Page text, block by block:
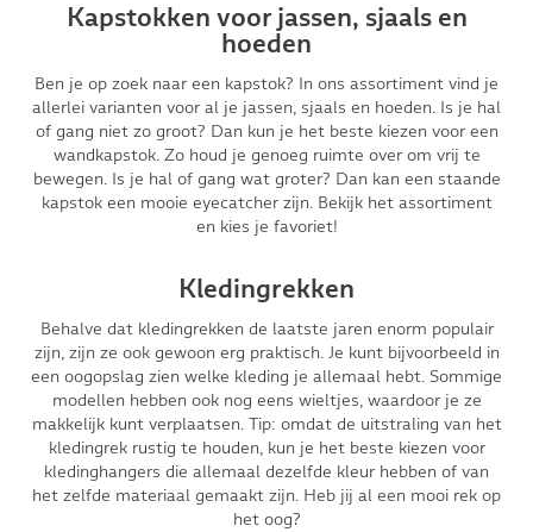
Kapstokken voor jassen, sjaals en
hoeden
Ben je op zoek naar een kapstok? In ons assortiment vind je
allerlei varianten voor al je jassen, sjaals en hoeden. Is je hal
of gang niet zo groot? Dan kun je het beste kiezen voor een
wandkapstok. Zo houd je genoeg ruimte over om vrij te
bewegen. Is je hal of gang wat groter? Dan kan een staande
kapstok een mooie eyecatcher zijn. Bekijk het assortiment
en kies je favoriet!
Kledingrekken
Behalve dat kledingrekken de laatste jaren enorm populair
zijn, zijn ze ook gewoon erg praktisch. Je kunt bijvoorbeeld in
een oogopslag zien welke kleding je allemaal hebt. Sommige
modellen hebben ook nog eens wieltjes, waardoor je ze
makkelijk kunt verplaatsen. Tip: omdat de uitstraling van het
kledingrek rustig te houden, kun je het beste kiezen voor
kledinghangers die allemaal dezelfde kleur hebben of van
het zelfde materiaal gemaakt zijn. Heb jij al een mooi rek op
het oog?